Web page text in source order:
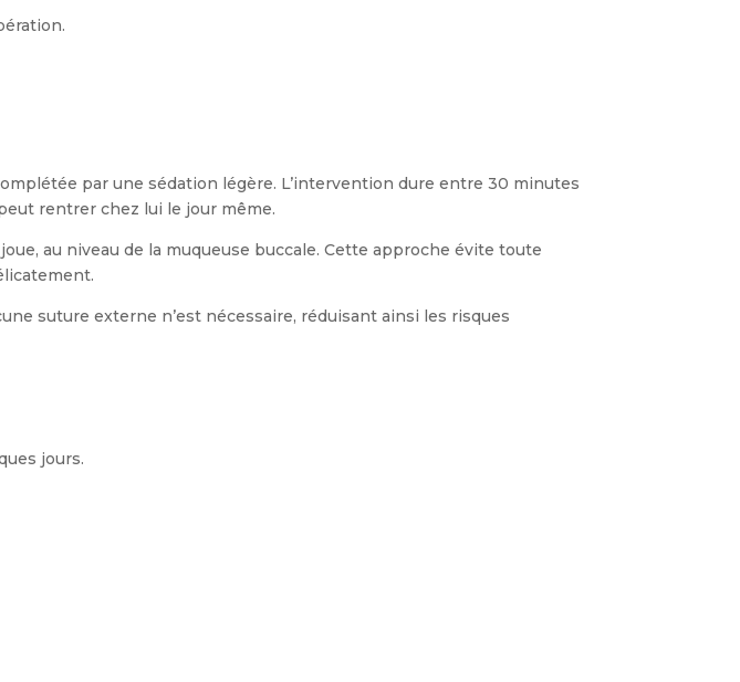
par une sédation légère. L’intervention dure entre 30 minutes
rentrer chez lui le jour même.
au niveau de la muqueuse buccale. Cette approche évite toute
suture externe n’est nécessaire, réduisant ainsi les risques
jours.